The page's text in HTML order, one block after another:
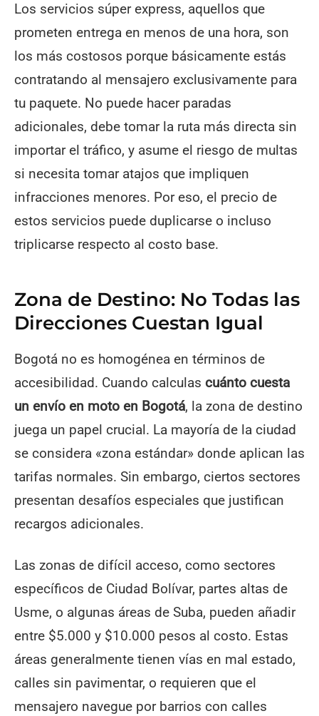
Los servicios súper express, aquellos que
prometen entrega en menos de una hora, son
los más costosos porque básicamente estás
contratando al mensajero exclusivamente para
tu paquete. No puede hacer paradas
adicionales, debe tomar la ruta más directa sin
importar el tráfico, y asume el riesgo de multas
si necesita tomar atajos que impliquen
infracciones menores. Por eso, el precio de
estos servicios puede duplicarse o incluso
triplicarse respecto al costo base.
Zona de Destino: No Todas las
Direcciones Cuestan Igual
Bogotá no es homogénea en términos de
accesibilidad. Cuando calculas cuánto cuesta
un envío en moto en Bogotá, la zona de destino
juega un papel crucial. La mayoría de la ciudad
se considera «zona estándar» donde aplican las
tarifas normales. Sin embargo, ciertos sectores
presentan desafíos especiales que justifican
recargos adicionales.
Las zonas de difícil acceso, como sectores
específicos de Ciudad Bolívar, partes altas de
Usme, o algunas áreas de Suba, pueden añadir
entre $5.000 y $10.000 pesos al costo. Estas
áreas generalmente tienen vías en mal estado,
calles sin pavimentar, o requieren que el
mensajero navegue por barrios con calles